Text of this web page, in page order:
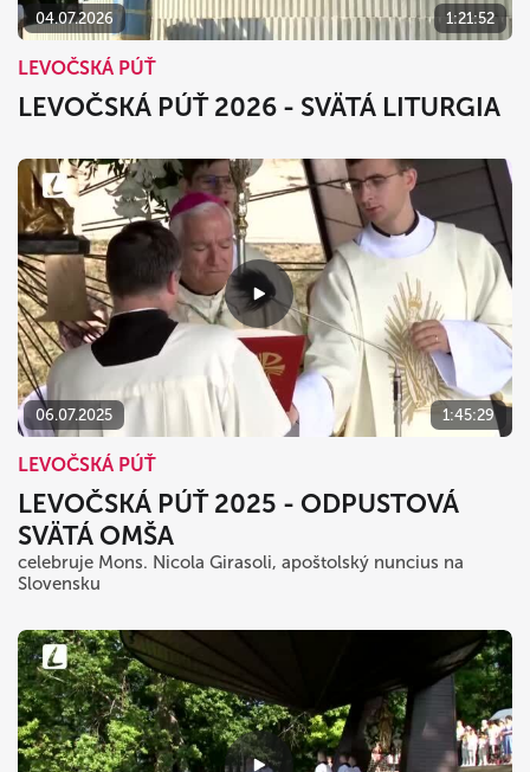
04.07.2026 1:21:52
LEVOČSKÁ PÚŤ
LEVOČSKÁ PÚŤ 2026 - SVÄTÁ LITURGIA
06.07.2025 1:45:29
LEVOČSKÁ PÚŤ
LEVOČSKÁ PÚŤ 2025 - ODPUSTOVÁ
SVÄTÁ OMŠA
celebruje Mons. Nicola Girasoli, apoštolský nuncius na
Slovensku